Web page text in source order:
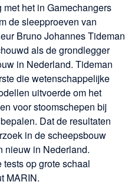
het in Gamechangers
de sleepproeven van
Bruno Johannes Tideman
als de grondlegger
in Nederland. Tideman
die wetenschappelijke
uitvoerde om het
voor stoomschepen bij
Dat de resultaten
in de scheepsbouw
nieuw in Nederland.
op grote schaal
MARIN.